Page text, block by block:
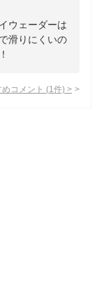
ウェーダーは
滑りにくいの
コメント (1 件) >